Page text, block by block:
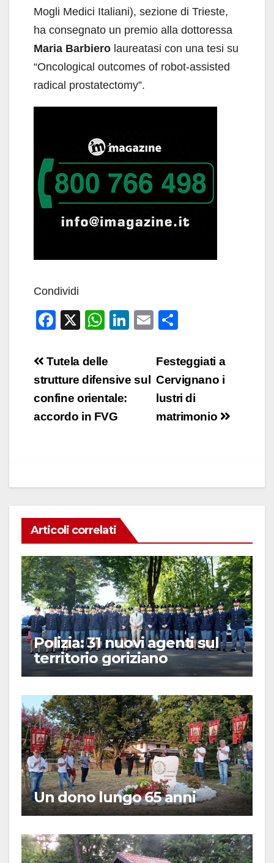
Mogli Medici Italiani), sezione di Trieste,
ha consegnato un premio alla dottoressa
Maria Barbiero laureatasi con una tesi su
“Oncological outcomes of robot-assisted
radical prostatectomy”.
Condividi
F
c
e
b
o
X
W
at
s
A
p
Li
e
E
ail n
di
vi
di
Navigazione
articoli
Festeggiati a
Cervignano i
lustri di
matrimonio
Tutela delle
strutture difensive sul
confine orientale:
accordo in FVG
Articoli correlati
Polizia: 31 nuovi agenti sul
territorio goriziano
Un dono lungo 65 anni